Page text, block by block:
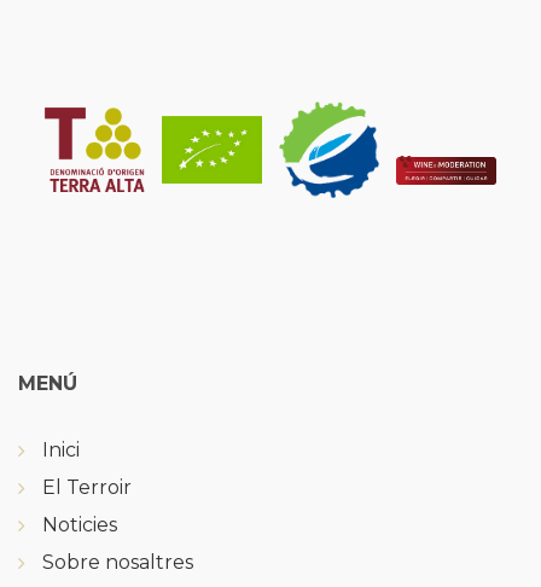
MENÚ
Inici
El Terroir
Noticies
Sobre nosaltres